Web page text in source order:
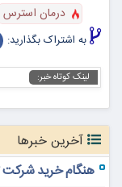
درمان استرس
به اشتراک بگذارید:
لینک کوتاه خبر:
آخرین خبرها
هنگام خرید شرکت